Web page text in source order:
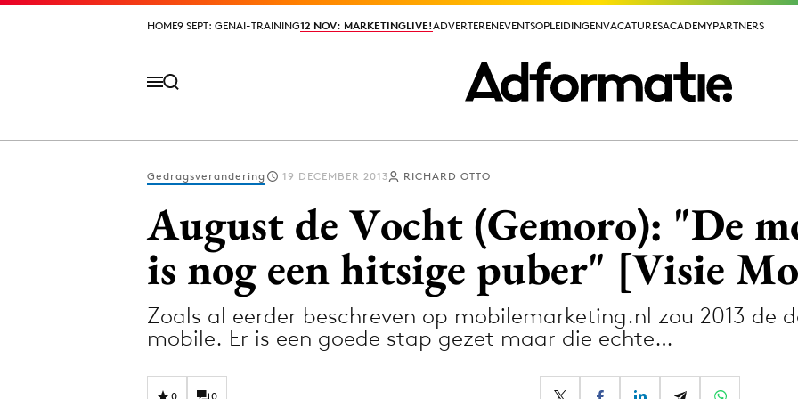
HOME9 SEPT: GENAI-TRAINING12 NOV: MARKETINGLIVE!ADVERTERENEVENTSOPLEIDINGENVACATURESACADEMYPARTNERS
HOME9 SEPT: GENAI-TRAINING12 NOV: MARKETINGLIVE!ADVERTERENEVENTSOPLEIDINGENVACATURESACADEMYPARTNERS
Design
Digital transformation
Media
Merkstrategie
PR
Gedragsverandering 19 DECEMBER 2013 RICHARD OTTO
August de Vocht (Gemoro): "De
is nog een hitsige puber" [Visie
Zoals al eerder beschreven op mobilemarketing.nl zou 2013 de
mobile. Er is een goede stap gezet maar die echte…
0 0